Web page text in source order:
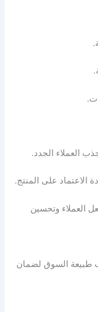
العملاء الجدد.
الاعتماد على المنتج.
العملاء وتحسين
طبيعة السوق لضمان